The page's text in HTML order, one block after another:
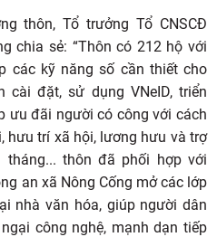
thôn, Tổ trưởng Tổ CNSCĐ
chia sẻ: “Thôn có 212 hộ với
các kỹ năng số cần thiết cho
cài đặt, sử dụng VNeID, triển
ưu đãi người có công với cách
hưu trí xã hội, lương hưu và trợ
thôn đã phối hợp với
an xã Nông Cống mở các lớp
nhà văn hóa, giúp người dân
công nghệ, mạnh dạn tiếp